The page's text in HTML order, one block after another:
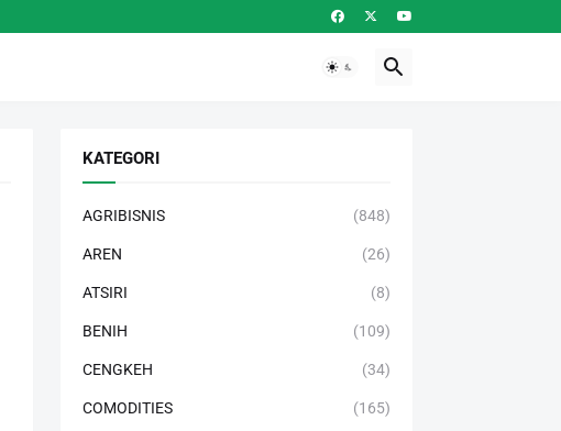
KATEGORI
AGRIBISNIS (848)
AREN (26)
ATSIRI (8)
BENIH (109)
CENGKEH (34)
COMODITIES (165)